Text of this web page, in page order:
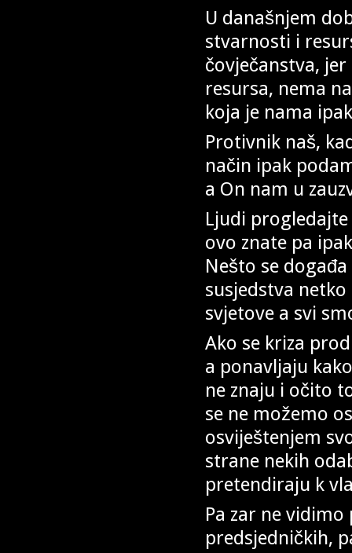
U današnjem
stvarnosti i
čovječanstva,
resursa, nema
koja je nama
Protivnik naš,
način ipak
a On nam u
Ljudi
ovo znate pa
Nešto se
susjedstva
svjetove a svi
Ako se kriza
a ponavljaju
ne znaju i očito
se ne možemo
osviještenjem
strane nekih
pretendiraju k
Pa zar ne
predsjedničkih,